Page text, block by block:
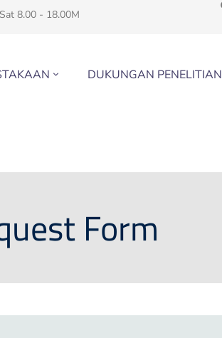
8.00 - 18.00M
DUKUNGAN PENELITIAN
Form